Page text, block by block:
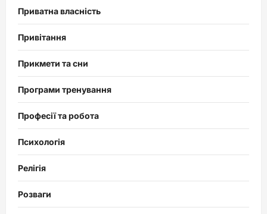
Приватна власність
Привітання
Прикмети та сни
Програми тренування
Професії та робота
Психологія
Релігія
Розваги